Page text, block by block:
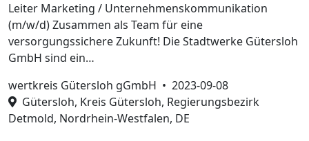
Leiter Marketing / Unternehmenskommunikation
(m/w/d) Zusammen als Team für eine
versorgungssichere Zukunft! Die Stadtwerke Gütersloh
GmbH sind ein…
wertkreis Gütersloh gGmbH • 2023-09-08
Gütersloh, Kreis Gütersloh, Regierungsbezirk
Detmold, Nordrhein-Westfalen, DE